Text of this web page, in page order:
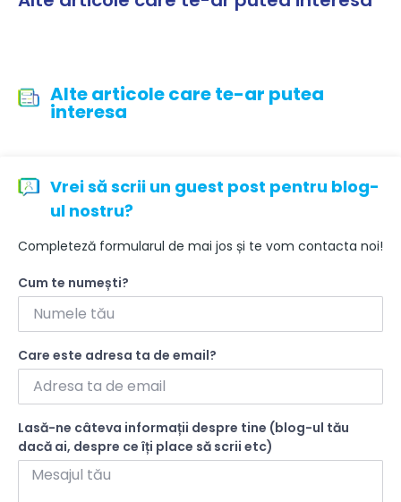
Alte articole care te-ar putea
interesa
Vrei să scrii un guest post pentru blog-
ul nostru?
Completeză formularul de mai jos și te vom contacta noi!
Cum te numești?
Care este adresa ta de email?
Lasă-ne câteva informații despre tine (blog-ul tău
dacă ai, despre ce îți place să scrii etc)